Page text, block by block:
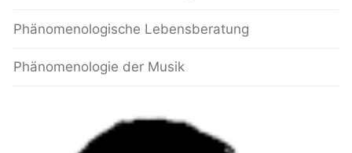
Phänomenologische Lebensberatung
Phänomenologie der Musik